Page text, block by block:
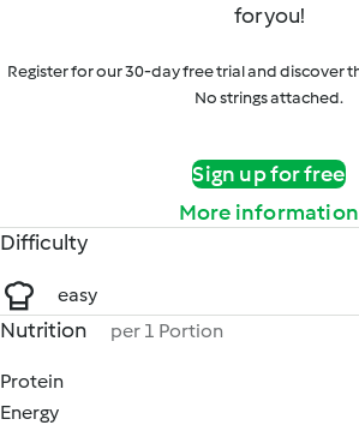
for you!
Register for our 30-day free trial and discover
No strings attached.
Sign up for free
More information
Difficulty
easy
Nutrition per 1 Portion
Protein
Energy